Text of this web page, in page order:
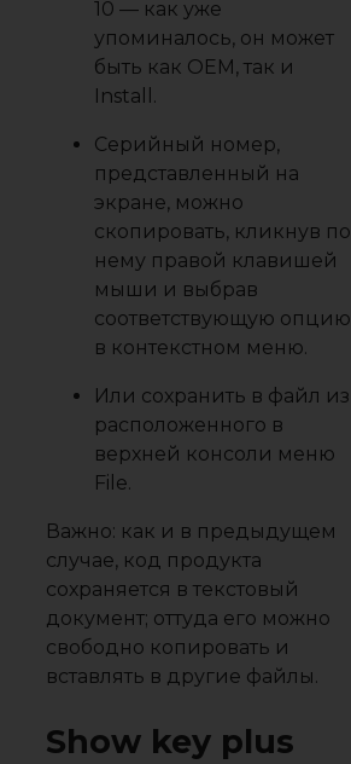
10 — как уже
упоминалось, он может
быть как OEM, так и
Install.
Серийный номер,
представленный на
экране, можно
скопировать, кликнув по
нему правой клавишей
мыши и выбрав
соответствующую опцию
в контекстном меню.
Или сохранить в файл из
расположенного в
верхней консоли меню
File.
Важно: как и в предыдущем
случае, код продукта
сохраняется в текстовый
документ; оттуда его можно
свободно копировать и
вставлять в другие файлы.
Show key plus